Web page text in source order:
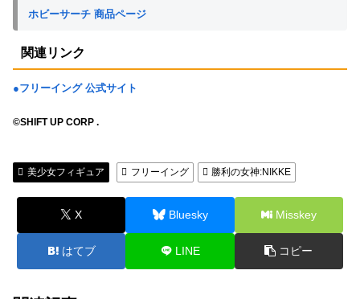
ホビーサーチ 商品ページ
関連リンク
●フリーイング 公式サイト
©SHIFT UP CORP .
美少女フィギュア フリーイング 勝利の女神:NIKKE
X Bluesky Misskey
はてブ LINE コピー